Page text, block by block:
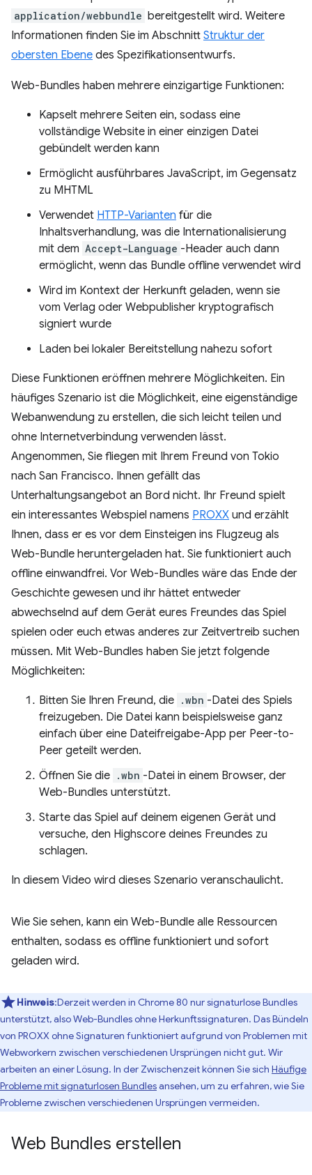
application/webbundle bereitgestellt wird. Weitere
Informationen finden Sie im Abschnitt Struktur der
obersten Ebene des Spezifikationsentwurfs.
Web-Bundles haben mehrere einzigartige Funktionen:
Kapselt mehrere Seiten ein, sodass eine
vollständige Website in einer einzigen Datei
gebündelt werden kann
Ermöglicht ausführbares JavaScript, im Gegensatz
zu MHTML
Verwendet HTTP-Varianten für die
Inhaltsverhandlung, was die Internationalisierung
mit dem Accept-Language -Header auch dann
ermöglicht, wenn das Bundle offline verwendet wird
Wird im Kontext der Herkunft geladen, wenn sie
vom Verlag oder Webpublisher kryptografisch
signiert wurde
Laden bei lokaler Bereitstellung nahezu sofort
Diese Funktionen eröffnen mehrere Möglichkeiten. Ein
häufiges Szenario ist die Möglichkeit, eine eigenständige
Webanwendung zu erstellen, die sich leicht teilen und
ohne Internetverbindung verwenden lässt.
Angenommen, Sie fliegen mit Ihrem Freund von Tokio
nach San Francisco. Ihnen gefällt das
Unterhaltungsangebot an Bord nicht. Ihr Freund spielt
ein interessantes Webspiel namens PROXX und erzählt
Ihnen, dass er es vor dem Einsteigen ins Flugzeug als
Web-Bundle heruntergeladen hat. Sie funktioniert auch
offline einwandfrei. Vor Web-Bundles wäre das Ende der
Geschichte gewesen und ihr hättet entweder
abwechselnd auf dem Gerät eures Freundes das Spiel
spielen oder euch etwas anderes zur Zeitvertreib suchen
müssen. Mit Web-Bundles haben Sie jetzt folgende
Möglichkeiten:
Bitten Sie Ihren Freund, die .wbn -Datei des Spiels
freizugeben. Die Datei kann beispielsweise ganz
einfach über eine Dateifreigabe-App per Peer-to-
Peer geteilt werden.
Öffnen Sie die .wbn -Datei in einem Browser, der
Web-Bundles unterstützt.
Starte das Spiel auf deinem eigenen Gerät und
versuche, den Highscore deines Freundes zu
schlagen.
In diesem Video wird dieses Szenario veranschaulicht.
Wie Sie sehen, kann ein Web-Bundle alle Ressourcen
enthalten, sodass es offline funktioniert und sofort
geladen wird.
Hinweis:Derzeit werden in Chrome 80 nur signaturlose Bundles
unterstützt, also Web-Bundles ohne Herkunftssignaturen. Das Bündeln
von PROXX ohne Signaturen funktioniert aufgrund von Problemen mit
Webworkern zwischen verschiedenen Ursprüngen nicht gut. Wir
arbeiten an einer Lösung. In der Zwischenzeit können Sie sich Häufige
Probleme mit signaturlosen Bundlesansehen, um zu erfahren, wie Sie
Probleme zwischen verschiedenen Ursprüngen vermeiden.
Web Bundles erstellen